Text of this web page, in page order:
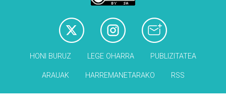
HONI BURUZ LEGE OHARRA PUBLIZITATEA
ARAUAK HARREMANETARAKO RSS